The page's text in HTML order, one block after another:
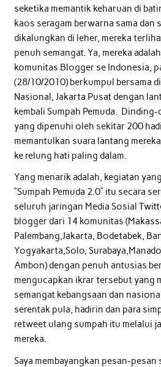
seketika memantik keharuan di
kaos seragam berwarna sama dan
dikalungkan di leher, mereka
penuh semangat. Ya, mereka
komunitas Blogger se Indonesia,
(28/10/2010) berkumpul bersama
Nasional, Jakarta Pusat dengan
kembali Sumpah Pemuda.
yang dipenuhi oleh sekitar 200
memantulkan suara lantang
ke relung hati paling dalam.
Yang menarik adalah, kegiatan
“Sumpah Pemuda 2.0” itu secara
seluruh jaringan Media Sosial
blogger dari 14 komunitas
Palembang,Jakarta, Bodetabek,
Yogyakarta,Solo,
Ambon) dengan penuh antusias
mengucapkan ikrar tersebut yang
semangat kebangsaan dan
serentak pula, hadirin dan para
retweet ulang sumpah itu melalui
mereka.
Saya membayangkan pesan-